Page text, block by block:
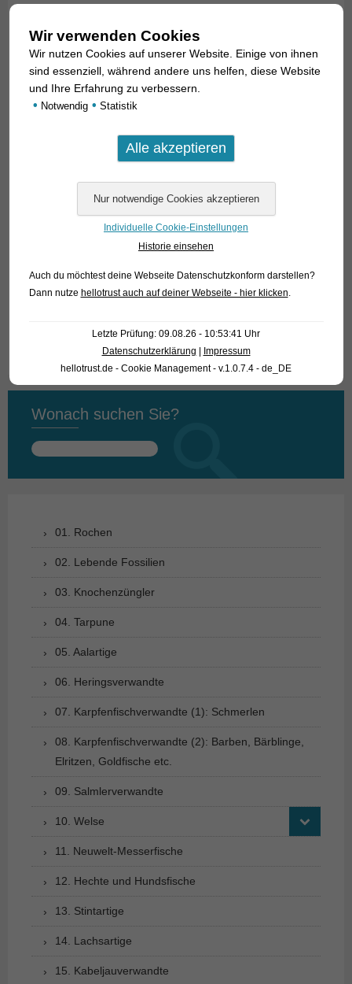
unserer Stockliste. Bitte beachten Sie, dass wir
Lexikon: Moema: eine Stadt im Brasilien. ortegai:
Vorschlag eines deutschen Gebrauchsnamens: Goldener
Text & Photos: Frank Schäfer
Herkunft Peru
Wonach suchen Sie?
Suchen
01. Rochen
02. Lebende Fossilien
03. Knochenzüngler
04. Tarpune
05. Aalartige
06. Heringsverwandte
07. Karpfenfischverwandte (1): Schmerlen
08. Karpfenfischverwandte (2): Barben, Bärblinge,
Elritzen, Goldfische etc.
09. Salmlerverwandte
10. Welse
11. Neuwelt-Messerfische
12. Hechte und Hundsfische
13. Stintartige
14. Lachsartige
15. Kabeljauverwandte
Wir verwenden Cookies
Wir nutzen Cookies auf unserer Website. Einige von ihnen
sind essenziell, während andere uns helfen, diese Website
und Ihre Erfahrung zu verbessern.
• Notwendig • Statistik
Individuelle Cookie-Einstellungen
Historie einsehen
Auch du möchtest deine Webseite Datenschutzkonform darstellen?
Dann nutze hellotrust auch auf deiner Webseite - hier klicken
Letzte Prüfung: 09.08.26 - 10:53:41 Uhr
Datenschutzerklärung | Impressum
hellotrust.de - Cookie Management - v.1.0.7.4 - de_DE